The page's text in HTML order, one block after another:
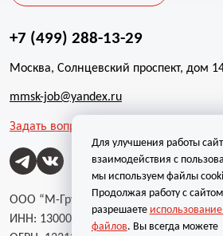
+7 (499) 288-13-29
Москва, Солнцевский проспект, дом
mmsk-job@yandex.ru
Задать вопрос
ООО “М-Групп”
ИНН: 1300002787
Для улучшения работы
взаимодействия с
мы используем файлы
Продолжая работу с
разрешаете
файлов. Вы всегда можете